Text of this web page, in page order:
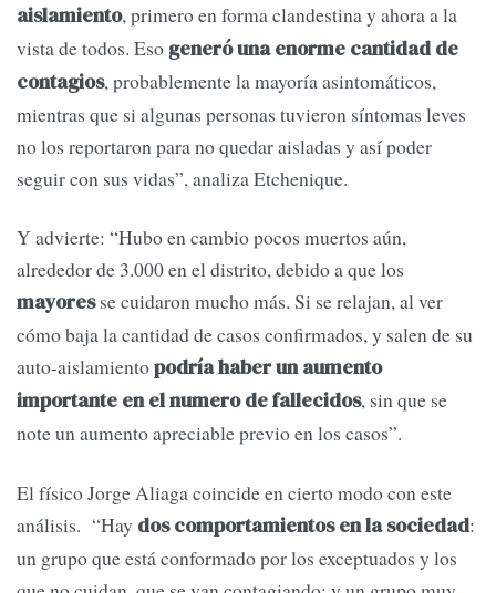
aislamiento, primero en forma clandestina y ahora a la
vista de todos. Eso generó una enorme cantidad de
contagios, probablemente la mayoría asintomáticos,
mientras que si algunas personas tuvieron síntomas leves
no los reportaron para no quedar aisladas y así poder
seguir con sus vidas”, analiza Etchenique.
Y advierte: “Hubo en cambio pocos muertos aún,
alrededor de 3.000 en el distrito, debido a que los
mayoresse cuidaron mucho más. Si se relajan, al ver
cómo baja la cantidad de casos confirmados, y salen de su
auto-aislamientopodría haber un aumento
importante en el numero de fallecidos, sin que se
note un aumento apreciable previo en los casos”.
El físico Jorge Aliaga coincide en cierto modo con este
análisis. “Hay dos comportamientos en la sociedad:
un grupo que está conformado por los exceptuados y los